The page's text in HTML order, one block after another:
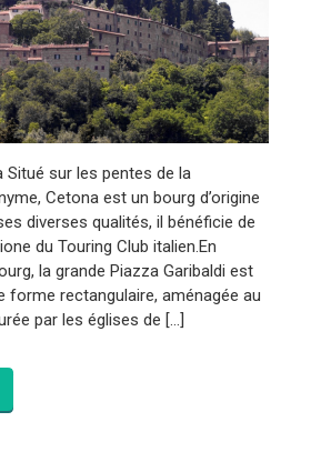
Situé sur les pentes de la
Cetona est un bourg d’origine
diverses qualités, il bénéficie de
du Touring Club italien.En
la grande Piazza Garibaldi est
forme rectangulaire, aménagée au
par les églises de […]